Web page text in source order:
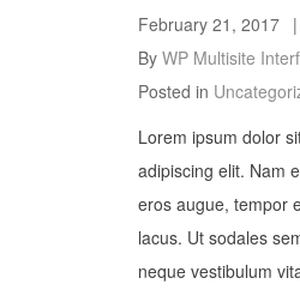
February 21, 2017
By WP Multisite
Posted in
Lorem ipsum dolor
adipiscing elit. Nam
eros augue, tempor
lacus. Ut sodales
neque vestibulum